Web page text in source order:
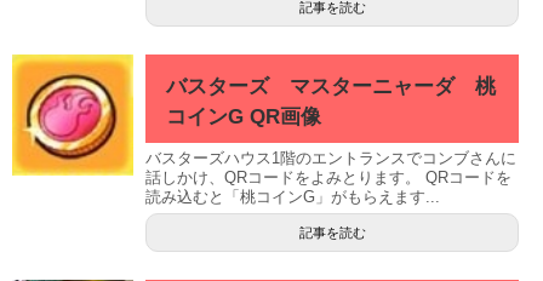
記事を読む
バスターズ マスターニャーダ 桃
コインG QR画像
バスターズハウス1階のエントランスでコンブさんに
話しかけ、QRコードをよみとります。 QRコードを
読み込むと「桃コインG」がもらえます...
記事を読む